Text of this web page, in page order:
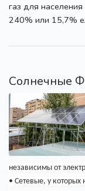
газ для
240% или 15,7%
Солнечные
независимы от
• Сетевые, у которых